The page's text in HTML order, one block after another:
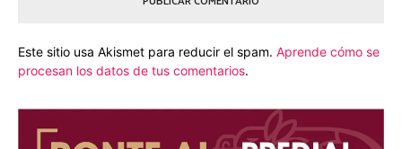
Este sitio usa Akismet para reducir el spam. Aprende cómo se
procesan los datos de tus comentarios.